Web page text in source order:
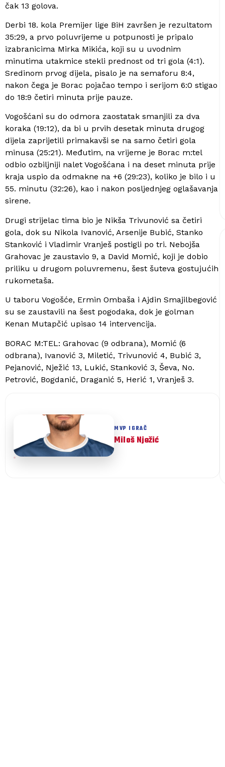
čak 13 golova.
Derbi 18. kola Premijer lige BiH završen je rezultatom
35:29, a prvo poluvrijeme u potpunosti je pripalo
izabranicima Mirka Mikića, koji su u uvodnim
minutima utakmice stekli prednost od tri gola (4:1).
Sredinom prvog dijela, pisalo je na semaforu 8:4,
nakon čega je Borac pojačao tempo i serijom 6:0 stigao
do 18:9 četiri minuta prije pauze.
Vogošćani su do odmora zaostatak smanjili za dva
koraka (19:12), da bi u prvih desetak minuta drugog
dijela zaprijetili primakavši se na samo četiri gola
minusa (25:21). Međutim, na vrijeme je Borac m:tel
odbio ozbiljniji nalet Vogošćana i na deset minuta prije
kraja uspio da odmakne na +6 (29:23), koliko je bilo i u
55. minutu (32:26), kao i nakon posljednjeg oglašavanja
sirene.
Drugi strijelac tima bio je Nikša Trivunović sa četiri
gola, dok su Nikola Ivanović, Arsenije Bubić, Stanko
Stanković i Vladimir Vranješ postigli po tri. Nebojša
Grahovac je zaustavio 9, a David Momić, koji je dobio
priliku u drugom poluvremenu, šest šuteva gostujućih
rukometaša.
U taboru Vogošće, Ermin Ombaša i Ajdin Smajilbegović
su se zaustavili na šest pogodaka, dok je golman
Kenan Mutapčić upisao 14 intervencija.
BORAC M:TEL: Grahovac (9 odbrana), Momić (6
odbrana), Ivanović 3, Miletić, Trivunović 4, Bubić 3,
Pejanović, Nježić 13, Lukić, Stanković 3, Ševa, No.
Petrović, Bogdanić, Draganić 5, Herić 1, Vranješ 3.
Miloš Nježić